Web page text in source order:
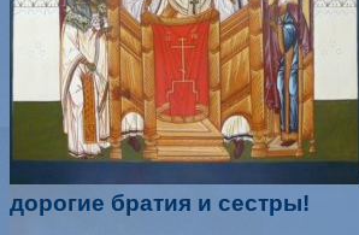
дорогие братия и сестры!